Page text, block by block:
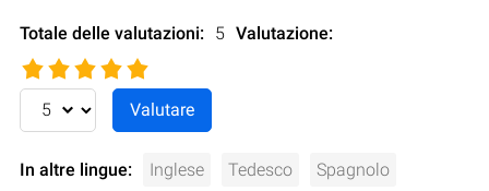
Totale delle valutazioni: 5 Valutazione:
In altre lingue: Inglese Tedesco Spagnolo